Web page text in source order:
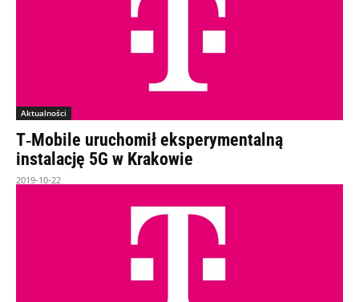
Aktualności
T‑Mobile uruchomił eksperymentalną
instalację 5G w Krakowie
2019-10-22